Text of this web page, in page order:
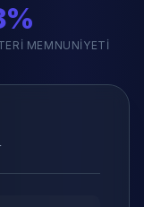
MEMNUNIYETI